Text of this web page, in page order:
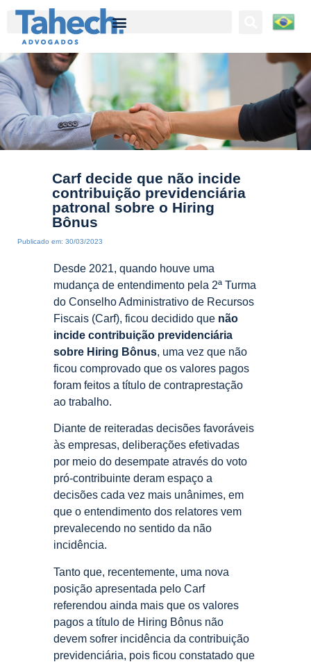
Carf decide que não incide
contribuição previdenciária
patronal sobre o Hiring
Bônus
Publicado em: 30/03/2023
Desde 2021, quando houve uma
mudança de entendimento pela 2ª Turma
do Conselho Administrativo de Recursos
Fiscais (Carf), ficou decidido que não
incide contribuição previdenciária
sobre Hiring Bônus, uma vez que não
ficou comprovado que os valores pagos
foram feitos a título de contraprestação
ao trabalho.
Diante de reiteradas decisões favoráveis
às empresas, deliberações efetivadas
por meio do desempate através do voto
pró-contribuinte deram espaço a
decisões cada vez mais unânimes, em
que o entendimento dos relatores vem
prevalecendo no sentido da não
incidência.
Tanto que, recentemente, uma nova
posição apresentada pelo Carf
referendou ainda mais que os valores
pagos a título de Hiring Bônus não
devem sofrer incidência da contribuição
previdenciária, pois ficou constatado que